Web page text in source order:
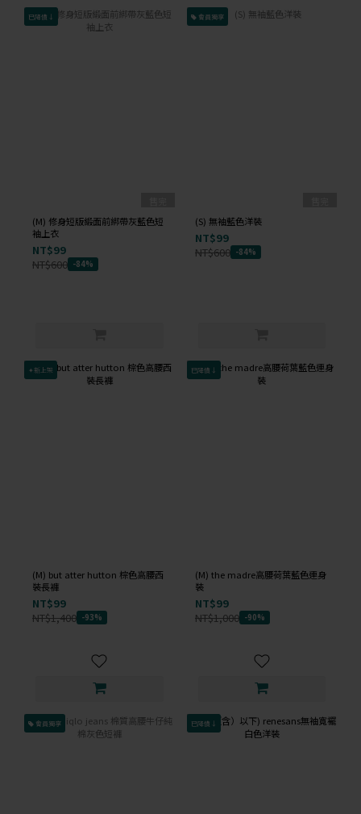
已降價↓
(M) 修身短版緞面前綁帶灰藍色短
袖上衣
NT$99
NT$600 -84%
會員獨享
(S) 無袖藍色洋裝
NT$99
NT$600 -84%
✦新上架
(M) but atter hutton 棕色高腰西
裝長褲
NT$99
NT$1,400 -93%
已降價↓
(M) the madre高腰荷葉藍色連身
裝
NT$99
NT$1,000 -90%
會員獨享 已降價↓